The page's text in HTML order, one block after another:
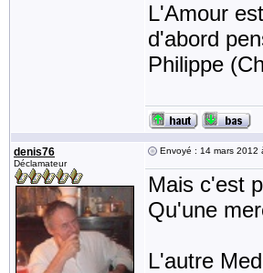
L'Amour
d'abord
Philippe
denis76
Déclamateur
Envoyé : 14 mars 2012
Mais c'est
Qu'une
L'autre